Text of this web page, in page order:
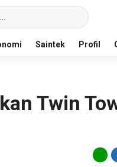
Saintek Profil
Twin